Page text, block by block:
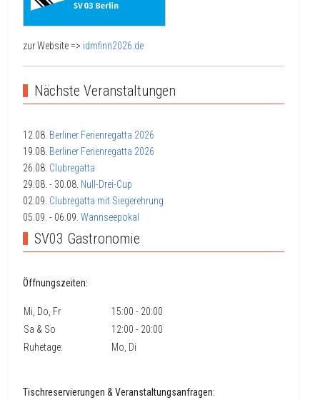
zur Website => idmfinn2026.de
Nächste Veranstaltungen
12.08. Berliner Ferienregatta 2026
19.08. Berliner Ferienregatta 2026
26.08. Clubregatta
29.08. - 30.08. Null-Drei-Cup
02.09. Clubregatta mit Siegerehrung
05.09. - 06.09. Wannseepokal
SV03 Gastronomie
Öffnungszeiten:
Mi, Do, Fr
15:00 - 20:00
Sa & So
12:00 - 20:00
Ruhetage:
Mo, Di
Tischreservierungen & Veranstaltungsanfragen: